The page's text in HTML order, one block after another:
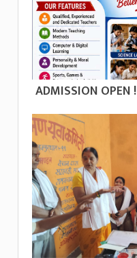
ADMISSION OPEN !